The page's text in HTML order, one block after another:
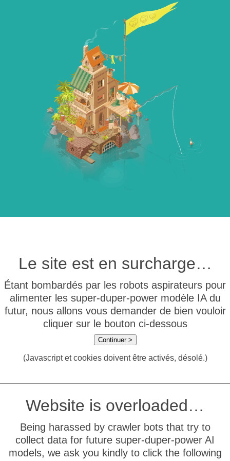
Le site est en surcharge…
Étant bombardés par les robots aspirateurs pour
alimenter les super-duper-power modèle IA du
futur, nous allons vous demander de bien vouloir
cliquer sur le bouton ci-dessous
Continuer >
(Javascript et cookies doivent être activés, désolé.)
Website is overloaded…
Being harassed by crawler bots that try to
collect data for future super-duper-power AI
models, we ask you kindly to click the following